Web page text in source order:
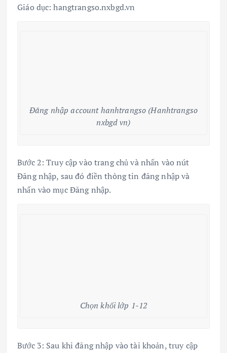
Giáo dục: hangtrangso.nxbgd.vn
Đăng nhập account hanhtrangso (Hanhtrangso
nxbgd vn)
Bước 2: Truy cập vào trang chủ và nhấn vào nút
Đăng nhập, sau đó điền thông tin đăng nhập và
nhấn vào mục Đăng nhập.
Chọn khối lớp 1-12
Bước 3: Sau khi đăng nhập vào tài khoản, truy cập